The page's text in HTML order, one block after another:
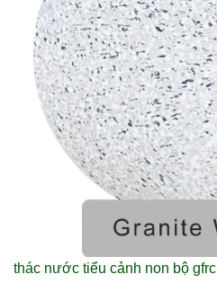
thác nước tiểu cảnh non bộ gfrc